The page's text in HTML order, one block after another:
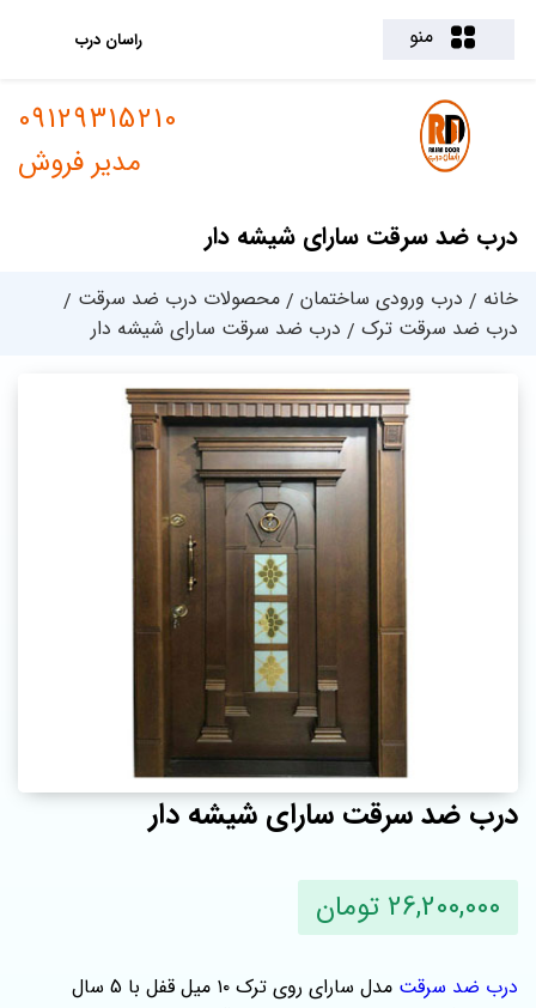
منو راسان درب
درب ضد سرقت سارای شیشه دار
09129315210
مدیر فروش
خانه درب ورودی ساختمان
محصولات درب ضد سرقت
درب ضد سرقت ترک
درب ضد سرقت سارای شیشه دار
درب ضد سرقت سارای شیشه دار
26,200,000 تومان
درب ضد سرقت
مدل سارای روی ترک ۱۰ میل قفل با 5 سال